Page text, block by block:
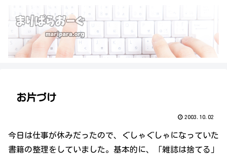
お片づけ
2003.10.02
今日は仕事が休みだったので、ぐしゃぐしゃになっていた
書籍の整理をしていました。基本的に、「雑誌は捨てる」